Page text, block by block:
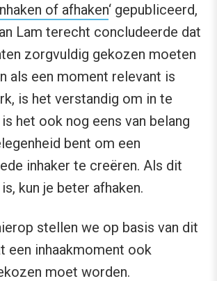
of afhaken‘ gepubliceerd,
Lam terecht concludeerde dat
zorgvuldig gekozen moeten
als een moment relevant is
is het verstandig om in te
is het ook nog eens van belang
bent om een
inhaker te creëren. Als dit
kun je beter afhaken.
stellen we op basis van dit
een inhaakmoment ook
moet worden.